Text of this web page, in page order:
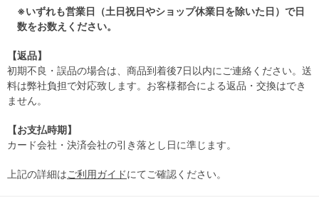
※いずれも営業日（土日祝日やショップ休業日を除いた日）で日
数をお数えください。
【返品】
初期不良・誤品の場合は、商品到着後7日以内にご連絡ください。送
料は弊社負担で対応致します。お客様都合による返品・交換はでき
ません。
【お支払時期】
カード会社・決済会社の引き落とし日に準じます。
上記の詳細はご利用ガイドにてご確認ください。